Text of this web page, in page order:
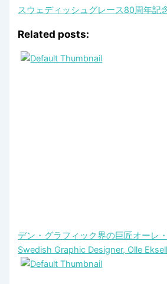
スウェディッシュグレース80周年記
Related posts:
デン・グラフィック界の巨匠オーレ
Swedish Graphic Designer, Olle Eksell